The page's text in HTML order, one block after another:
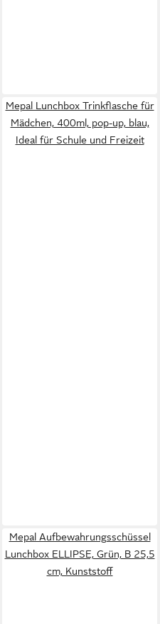
Mepal Lunchbox Trinkflasche für
Mädchen, 400ml, pop-up, blau,
Ideal für Schule und Freizeit
Mepal Aufbewahrungsschüssel
Lunchbox ELLIPSE, Grün, B 25,5
cm, Kunststoff